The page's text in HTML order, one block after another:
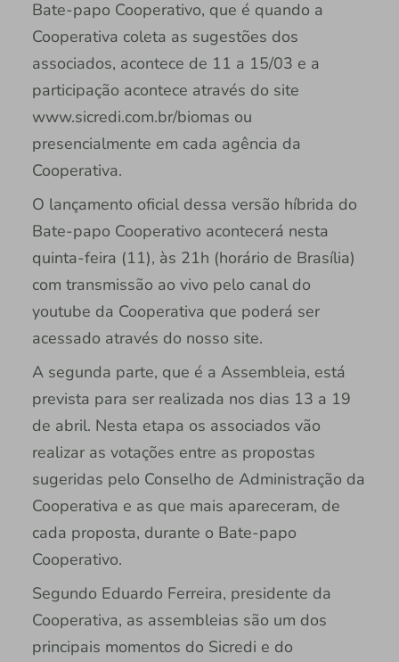
Bate-papo Cooperativo, que é quando a
Cooperativa coleta as sugestões dos
associados, acontece de 11 a 15/03 e a
participação acontece através do site
www.sicredi.com.br/biomas ou
presencialmente em cada agência da
Cooperativa.
O lançamento oficial dessa versão híbrida do
Bate-papo Cooperativo acontecerá nesta
quinta-feira (11), às 21h (horário de Brasília)
com transmissão ao vivo pelo canal do
youtube da Cooperativa que poderá ser
acessado através do nosso site.
A segunda parte, que é a Assembleia, está
prevista para ser realizada nos dias 13 a 19
de abril. Nesta etapa os associados vão
realizar as votações entre as propostas
sugeridas pelo Conselho de Administração da
Cooperativa e as que mais apareceram, de
cada proposta, durante o Bate-papo
Cooperativo.
Segundo Eduardo Ferreira, presidente da
Cooperativa, as assembleias são um dos
principais momentos do Sicredi e do